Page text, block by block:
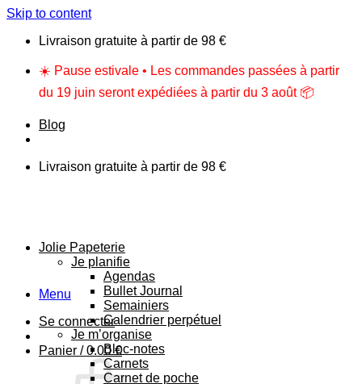
Skip to content
Livraison gratuite à partir de 98 €
☀️ Pause estivale • Les commandes passées à partir
du 19 juin seront expédiées à partir du 3 août 📦
Blog
Livraison gratuite à partir de 98 €
Menu
Se connecter
Panier /0.00€
Jolie Papeterie
Je planifie
Agendas
Bullet Journal
Semainiers
Calendrier perpétuel
Je m’organise
Bloc-notes
Carnets
Carnet de poche